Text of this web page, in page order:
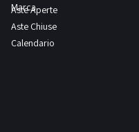
Le gru a
bandiera
usate ti
stanno
Marca
Aste Aperte
Aste Chiuse
Calendario